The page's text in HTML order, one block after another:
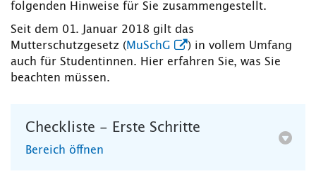
folgenden Hinweise für Sie zusammengestellt.
Seit dem 01. Januar 2018 gilt das
Mutterschutzgesetz (MuSchG
) in vollem Umfang
auch für Studentinnen. Hier erfahren Sie, was Sie
beachten müssen.
Checkliste - Erste Schritte
Bereich öffnen